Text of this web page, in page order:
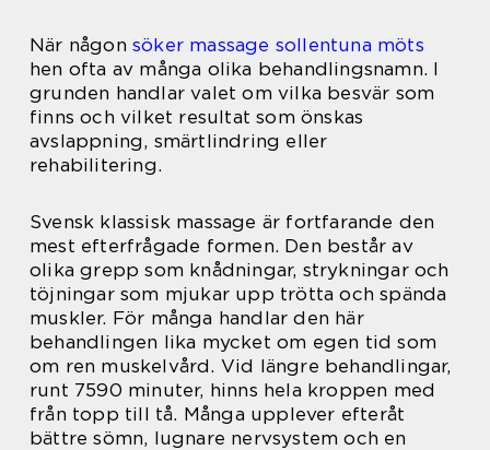
När någon söker massage sollentuna möts
hen ofta av många olika behandlingsnamn. I
grunden handlar valet om vilka besvär som
finns och vilket resultat som önskas
avslappning, smärtlindring eller
rehabilitering.
Svensk klassisk massage är fortfarande den
mest efterfrågade formen. Den består av
olika grepp som knådningar, strykningar och
töjningar som mjukar upp trötta och spända
muskler. För många handlar den här
behandlingen lika mycket om egen tid som
om ren muskelvård. Vid längre behandlingar,
runt 7590 minuter, hinns hela kroppen med
från topp till tå. Många upplever efteråt
bättre sömn, lugnare nervsystem och en